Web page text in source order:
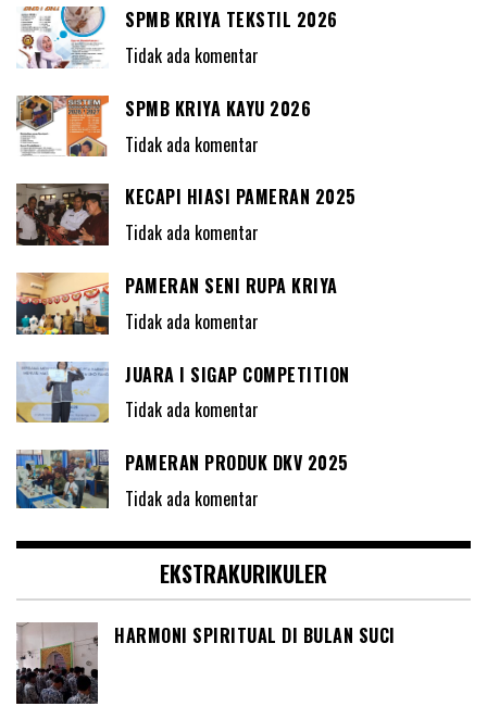
SPMB KRIYA TEKSTIL 2026
Tidak ada komentar
SPMB KRIYA KAYU 2026
Tidak ada komentar
KECAPI HIASI PAMERAN 2025
Tidak ada komentar
PAMERAN SENI RUPA KRIYA
Tidak ada komentar
JUARA I SIGAP COMPETITION
Tidak ada komentar
PAMERAN PRODUK DKV 2025
Tidak ada komentar
EKSTRAKURIKULER
HARMONI SPIRITUAL DI BULAN SUCI